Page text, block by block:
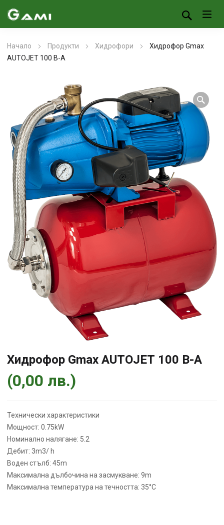
Начало Продукти Хидрофори
Хидрофор Gmax
AUTOJEТ 100 B-A
Хидрофор Gmax AUTOJEТ 100 B-A
(0,00 лв.)
Технически характеристики
Мощност: 0.75kW
Номинално налягане: 5.2
Дебит: 3m3/ h
Воден стълб: 45m
Максимална дълбочина на засмукване: 9m
Максимална температура на течността: 35°С